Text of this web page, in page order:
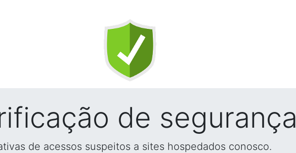
de segurança
de acessos suspeitos a sites hospedados conosco.